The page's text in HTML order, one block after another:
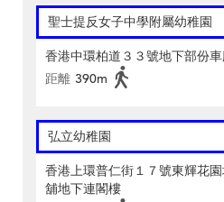
聖士提反女子中學附屬幼稚園
香港中環柏道３３號地下部份
距離 390m
弘立幼稚園
香港上環普仁街１７號東輝花
舖地下連閣樓